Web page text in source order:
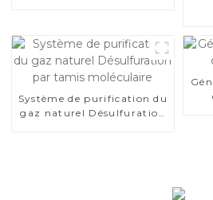
Système de purification du
gaz naturel Désulfuration